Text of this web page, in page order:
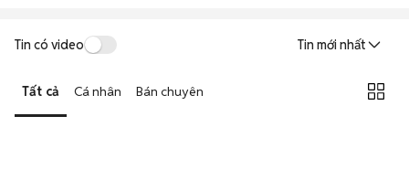
Tin có video Tin mới nhất
Tất cả Cá nhân Bán chuyên